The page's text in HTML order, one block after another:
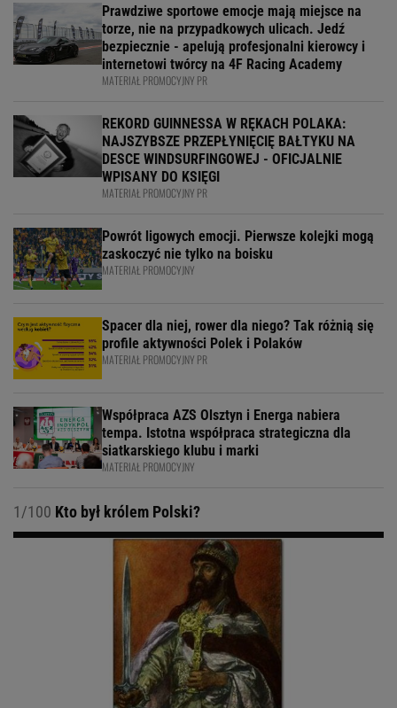
Prawdziwe sportowe emocje mają miejsce na
torze, nie na przypadkowych ulicach. Jedź
bezpiecznie - apelują profesjonalni kierowcy i
internetowi twórcy na 4F Racing Academy
MATERIAŁ PROMOCYJNY PR
REKORD GUINNESSA W RĘKACH POLAKA:
NAJSZYBSZE PRZEPŁYNIĘCIĘ BAŁTYKU NA
DESCE WINDSURFINGOWEJ - OFICJALNIE
WPISANY DO KSIĘGI
MATERIAŁ PROMOCYJNY PR
Powrót ligowych emocji. Pierwsze kolejki mogą
zaskoczyć nie tylko na boisku
MATERIAŁ PROMOCYJNY
Spacer dla niej, rower dla niego? Tak różnią się
profile aktywności Polek i Polaków
MATERIAŁ PROMOCYJNY PR
Współpraca AZS Olsztyn i Energa nabiera
tempa. Istotna współpraca strategiczna dla
siatkarskiego klubu i marki
MATERIAŁ PROMOCYJNY
1/100 Kto był królem Polski?